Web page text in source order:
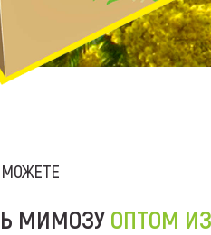
МИМОЗУ ОПТОМ